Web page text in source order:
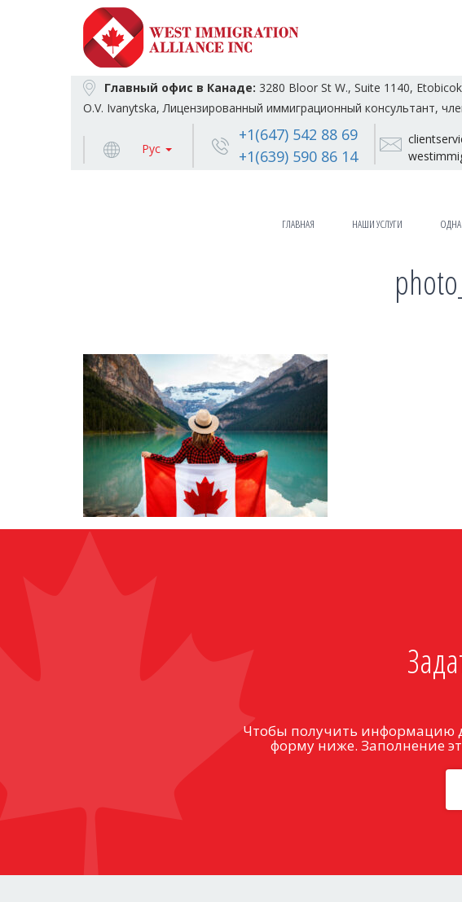
Главный офис в Канаде: 3280 Bloor St W., Suite 1140,
O.V. Ivanytska, Лицензированный иммиграционный консультант,
Рус
+1(647) 542 88 69
+1(639) 590 86 14
ГЛАВНАЯ НАШИ УСЛУГИ
Чтобы получить информацию
форму ниже. Заполнение